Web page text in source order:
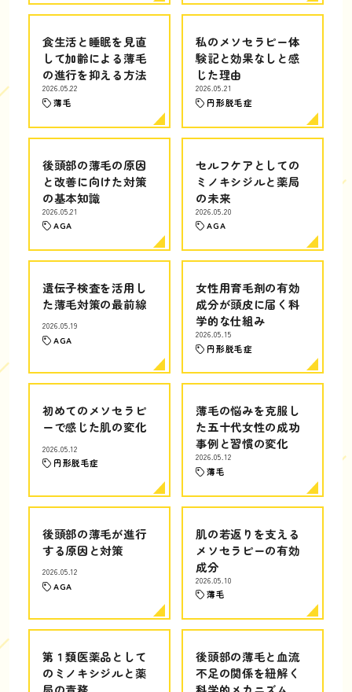
食生活と睡眠を見直
して加齢による薄毛
の進行を抑える方法
2026.05.22
薄毛
私のメソセラピー体
験記と効果なしと感
じた理由
2026.05.21
円形脱毛症
後頭部の薄毛の原因
と改善に向けた対策
の基本知識
2026.05.21
AGA
セルフケアとしての
ミノキシジルと薬局
の未来
2026.05.20
AGA
遺伝子検査を活用し
た薄毛対策の最前線
2026.05.19
AGA
女性用育毛剤の有効
成分が頭皮に届く科
学的な仕組み
2026.05.15
円形脱毛症
初めてのメソセラピ
ーで感じた肌の変化
2026.05.12
円形脱毛症
薄毛の悩みを克服し
た五十代女性の成功
事例と習慣の変化
2026.05.12
薄毛
後頭部の薄毛が進行
する原因と対策
2026.05.12
AGA
肌の若返りを支える
メソセラピーの有効
成分
2026.05.10
薄毛
第１類医薬品として
のミノキシジルと薬
後頭部の薄毛と血流
不足の関係を紐解く